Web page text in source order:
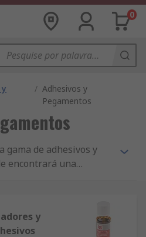
0
/ Adhesivos y
Pegamentos
gama de adhesivos y
encontrará una
de aislamiento y
y elija desde
y